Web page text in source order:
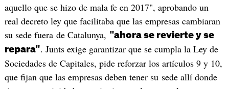
aquello que se hizo de mala fe en 2017", aprobando un
real decreto ley que facilitaba que las empresas cambiaran
su sede fuera de Catalunya, "ahora se revierte y se
repara". Junts exige garantizar que se cumpla la Ley de
Sociedades de Capitales, pide reforzar los artículos 9 y 10,
que fijan que las empresas deben tener su sede allí donde